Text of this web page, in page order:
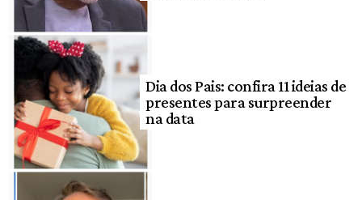
Dia dos Pais: confira 11 ideias de
presentes para surpreender
na data